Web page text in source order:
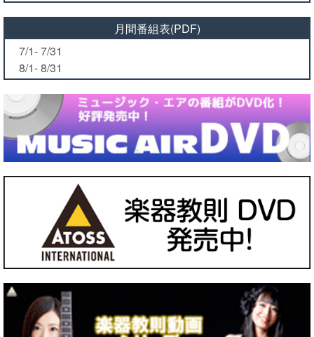
月間番組表(PDF)
7/1- 7/31
8/1- 8/31